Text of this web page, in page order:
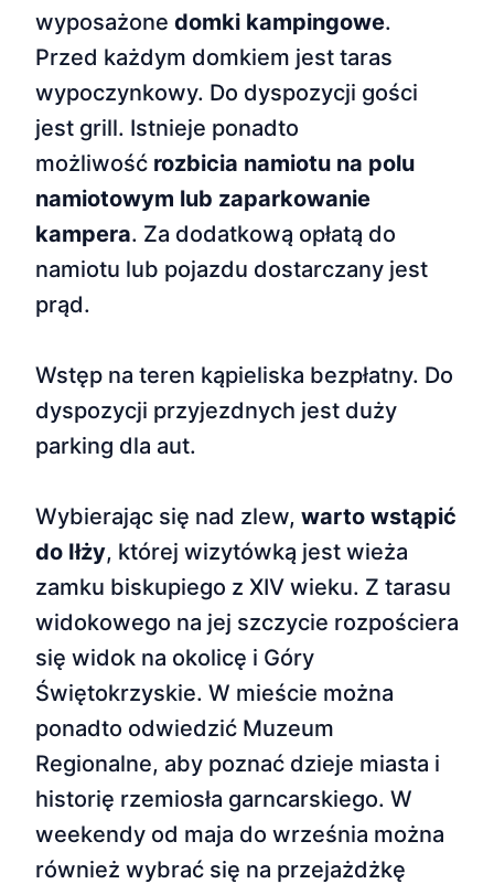
wyposażone domki kampingowe.
Przed każdym domkiem jest taras
wypoczynkowy. Do dyspozycji gości
jest grill. Istnieje ponadto
możliwość rozbicia namiotu na polu
namiotowym lub zaparkowanie
kampera. Za dodatkową opłatą do
namiotu lub pojazdu dostarczany jest
prąd.
Wstęp na teren kąpieliska bezpłatny. Do
dyspozycji przyjezdnych jest duży
parking dla aut.
Wybierając się nad zlew, warto wstąpić
do Iłży, której wizytówką jest wieża
zamku biskupiego z XIV wieku. Z tarasu
widokowego na jej szczycie rozpościera
się widok na okolicę i Góry
Świętokrzyskie. W mieście można
ponadto odwiedzić Muzeum
Regionalne, aby poznać dzieje miasta i
historię rzemiosła garncarskiego. W
weekendy od maja do września można
również wybrać się na przejażdżkę